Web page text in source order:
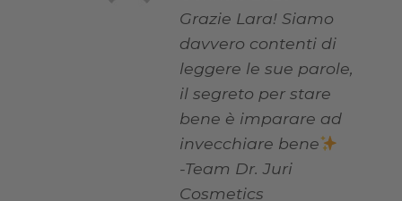
Grazie Lara! Siamo
davvero contenti di
leggere le sue parole,
il segreto per stare
bene è imparare ad
invecchiare bene
-Team Dr. Juri
Cosmetics